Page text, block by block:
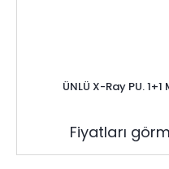
ÜNLÜ X-Ray PU.
Fiyatları